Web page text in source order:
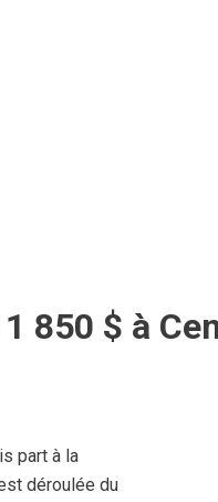
850 $ à
part à la
déroulée du